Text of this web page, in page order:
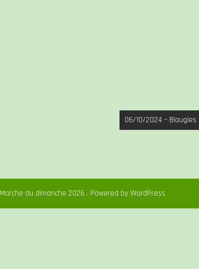
06/10/2024 – Blaugies
Marche du dimanche 2026 . Powered by WordPress